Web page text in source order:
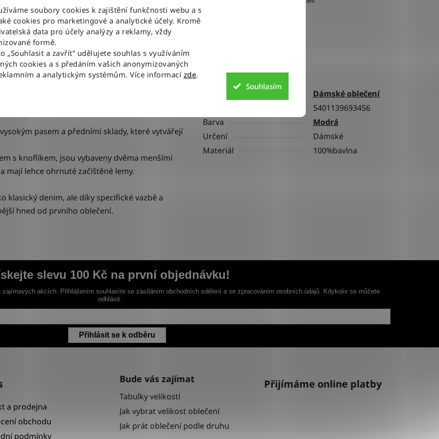
soubory cookies k zajištění funkčnosti webu a s
cookies pro marketingové a analytické účely. Kromě
data pro účely analýzy a reklamy, vždy
formě.
„Souhlasit a zavřít“ udělujete souhlas s využíváním
cookies a s předáním vašich anonymizovaných
a analytickým systémům. Více informací zde.
Souhlasím
Popis
MYSTIC TIDE- lehké džínové kraťasy s
pasem a předními sklady, které vytvářejí
s knoflíkem, jsou vybaveny dvěma menšími
mají lehce ohrnuté začištěné lemy.
klasický denim, ale díky specifické vazbě a
hned od prvního oblečení.
Doplňkové parametry
Dámské oblečení
5401139693456
Barva
Modrá
Určení
Dámské
Materiál
100%bavlna
slevu 100 Kč na první objednávku!
akcích. Přihlášením souhlasíte se zasíláním obchodních sdělení a se zpracováním osobních údajů. Kdykoliv se můžete
odhlásit.
Přihlásit se k odběru
a prodejna
obchodu
podmínky
Bude vás zajímat
Tabulky velikostí
Jak vybrat velikost oblečení
Jak prát oblečení podle druhu
Přijímáme online platby